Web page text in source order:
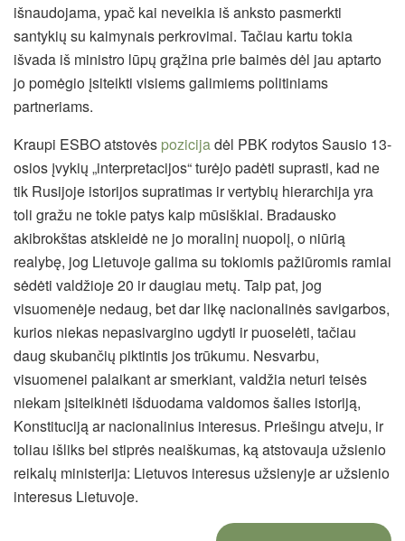
išnaudojama, ypač kai neveikia iš anksto pasmerkti
santykių su kaimynais perkrovimai. Tačiau kartu tokia
išvada iš ministro lūpų grąžina prie baimės dėl jau aptarto
jo pomėgio įsiteikti visiems galimiems politiniams
partneriams.
Kraupi ESBO atstovės pozicijadėl PBK rodytos Sausio 13-
osios įvykių „interpretacijos“ turėjo padėti suprasti, kad ne
tik Rusijoje istorijos supratimas ir vertybių hierarchija yra
toli gražu ne tokie patys kaip mūsiškiai. Bradausko
akibrokštas atskleidė ne jo moralinį nuopolį, o niūrią
realybę, jog Lietuvoje galima su tokiomis pažiūromis ramiai
sėdėti valdžioje 20 ir daugiau metų. Taip pat, jog
visuomenėje nedaug, bet dar likę nacionalinės savigarbos,
kurios niekas nepasivargino ugdyti ir puoselėti, tačiau
daug skubančių piktintis jos trūkumu. Nesvarbu,
visuomenei palaikant ar smerkiant, valdžia neturi teisės
niekam įsiteikinėti išduodama valdomos šalies istoriją,
Konstituciją ar nacionalinius interesus. Priešingu atveju, ir
toliau išliks bei stiprės neaiškumas, ką atstovauja užsienio
reikalų ministerija: Lietuvos interesus užsienyje ar užsienio
interesus Lietuvoje.